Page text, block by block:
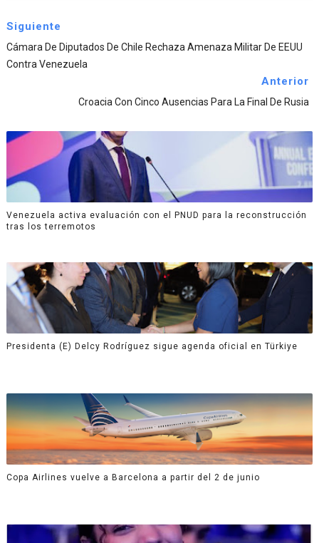
Siguiente
Cámara De Diputados De Chile Rechaza Amenaza Militar De EEUU
Contra Venezuela
Anterior
Croacia Con Cinco Ausencias Para La Final De Rusia
Venezuela activa evaluación con el PNUD para la reconstrucción
tras los terremotos
Presidenta (E) Delcy Rodríguez sigue agenda oficial en Türkiye
Copa Airlines vuelve a Barcelona a partir del 2 de junio